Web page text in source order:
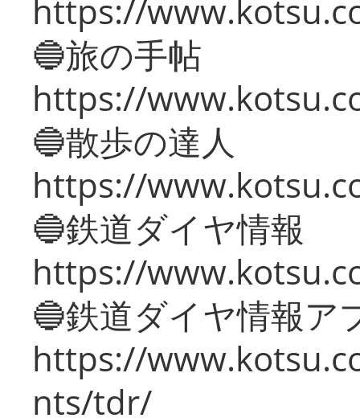
https://
🔵旅の手帖
https://
🔵散歩の達人
https://
🔵鉄道ダイヤ情報
https://
🔵鉄道ダイヤ情報ア
https://
nts/tdr/